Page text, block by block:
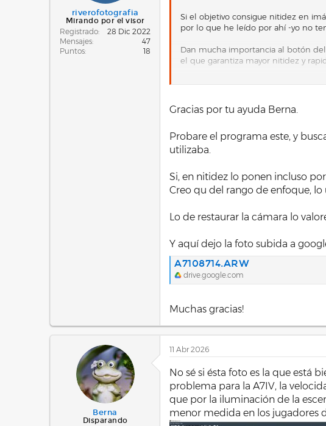
riverofotografia
Mirando por el visor
Registrado
28 Dic 2022
Mensajes
47
Puntos
18
Si el objetivo consigue nitidez en
por lo que he leído por ahí -yo no
Dan mucha importancia al botón
el que garantiza mayor nitidez y
Si no tienes muchos parámetros
Para finalizar te sugiero que subas
Gracias por tu ayuda Berna.
Probare el programa este, y
utilizaba.
Si, en nitidez lo ponen incluso
Creo qu del rango de enfoque,
Lo de restaurar la cámara lo
Y aquí dejo la foto subida a
A7108714.ARW
drive.google.com
Muchas gracias!
Berna
Disparando
11 Abr 2026
No sé si ésta foto es la que está
problema para la A7IV, la
que por la iluminación de la
menor medida en los jugadores